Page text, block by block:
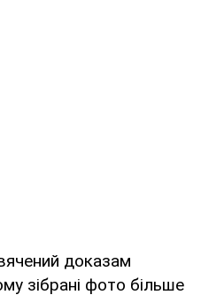
доказам
зібрані фото більше